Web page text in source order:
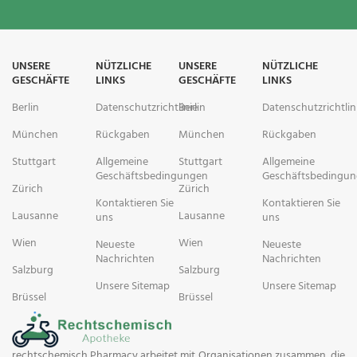
vorherige Therapie erhalten
Für diese Indikation wird es in
Kombination mit Lenalidomid und
und Dexamethason eingesetzt.
Patienten mit multiplem
Vortherapien erhalten haben,
darunter Lenalidomid und einen
Proteasom-Inhibitor
(Drittlinientherapie). Für diese
mit Pomalidomid und
Dexamethason eingesetzt.
Multiples Myelom, die
mindestens drei vorherige
Inhibitor (PI) und ein
UNSERE
GESCHÄFTE
Berlin
München
Stuttgart
Zürich
Lausanne
Wien
Salzburg
Brüssel
NÜTZLICHE
LINKS
Datenschutzrichtlinie
Rückgaben
Allgemeine
Geschäftsbedingungen
Kontaktieren Sie
uns
Neueste
Nachrichten
Unsere Sitemap
UNSERE
GESCHÄFTE
Berlin
München
Stuttgart
Zürich
Lausanne
Wien
Salzburg
Brüssel
NÜTZLICHE
LINKS
Rückgaben
Allgemeine
Kontaktieren Sie
uns
Neueste
Nachrichten
Unsere Sitemap